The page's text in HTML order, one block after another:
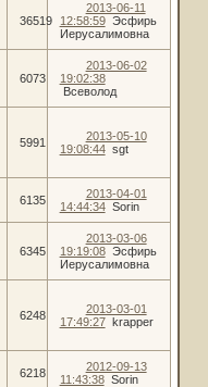
36519
2013-06-11
12:58:59 Эсфирь
Иерусалимовна
6073
2013-06-02
19:02:38
Всеволод
5991
2013-05-10
19:08:44 sgt
6135
2013-04-01
14:44:34 Sorin
6345
2013-03-06
19:19:08 Эсфирь
Иерусалимовна
6248
2013-03-01
17:49:27 krapper
6218
2012-09-13
11:43:38 Sorin